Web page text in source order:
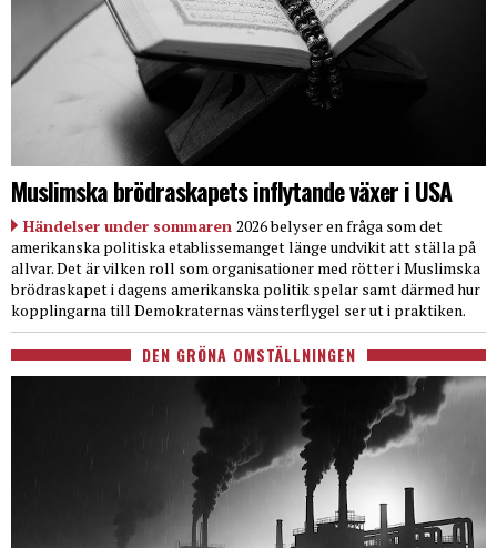
Muslimska brödraskapets inflytande växer i USA
Händelser under sommaren 2026 belyser en fråga som det
amerikanska politiska etablissemanget länge undvikit att ställa på
allvar. Det är vilken roll som organisationer med rötter i Muslimska
brödraskapet i dagens amerikanska politik spelar samt därmed hur
kopplingarna till Demokraternas vänsterflygel ser ut i praktiken.
DEN GRÖNA OMSTÄLLNINGEN